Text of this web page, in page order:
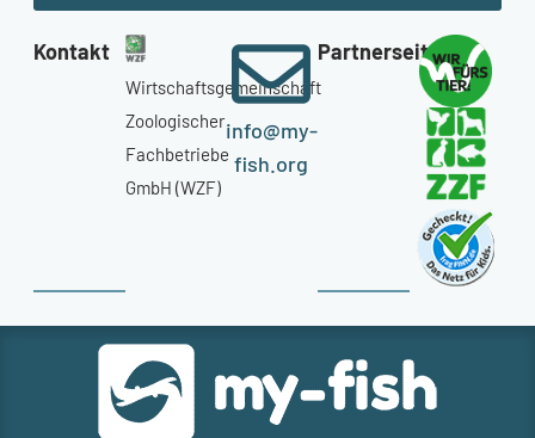
Kontakt
Wirtschaftsgemeinschaft
Zoologischer
Fachbetriebe
GmbH (WZF)
info@my-
fish.org
Partnerseiten